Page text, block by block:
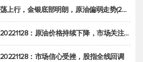
，金银底部明朗，原油偏弱走势(20221128收评)
：原油价格持续下降，市场关注OPEC+新一轮产能政策
：市场信心受挫，股指全线回调